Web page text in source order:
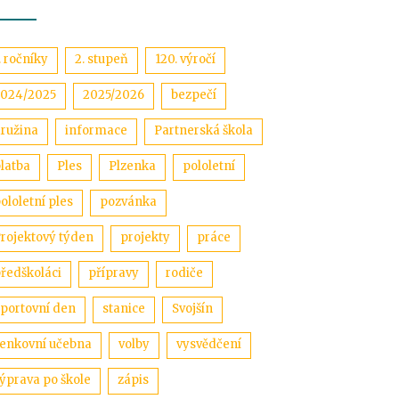
ročníky 2. stupeň 120. výročí
2025 2025/2026 bezpečí
informace Partnerská škola
Ples Plzenka pololetní
ples pozvánka
týden projekty práce
přípravy rodiče
den stanice Svojšín
učebna volby vysvědčení
po škole zápis